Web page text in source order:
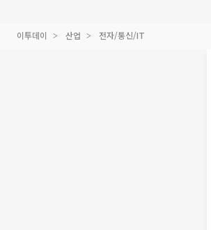
이투데이 산업 전자/통신/IT